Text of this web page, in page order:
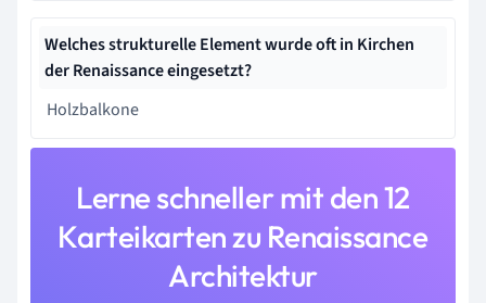
Welches strukturelle Element wurde oft in Kirchen
der Renaissance eingesetzt?
Holzbalkone
Lerne schneller mit den 12
Karteikarten zu Renaissance
Architektur